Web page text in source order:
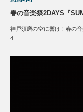
春の音楽祭2DAYS『
神戸須磨の空に響け！春の
4…